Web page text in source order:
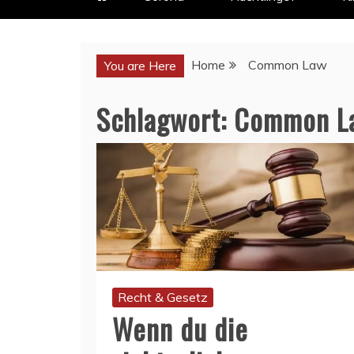
You are Here Home Common Law
Schlagwort: Common
Recht & Gesetz
Wenn du die